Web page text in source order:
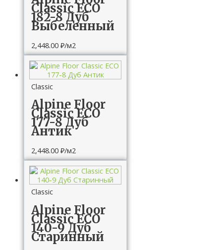
Classic ЕСО
182-8 Дуб
Выбеленный
2,448.00₽/м2
Classic
Alpine Floor
Classic ЕСО
177-8 Дуб
Антик
2,448.00₽/м2
Classic
Alpine Floor
Classic ЕСО
140-9 Дуб
Старинный